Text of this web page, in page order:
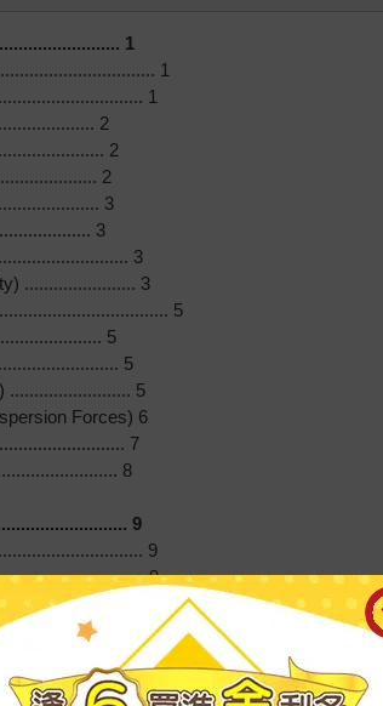
1
1
1
2
2
2
3
3
3
....................... 3
5
5
5
......................... 5
Forces) 6
7
8
9
9
9
10
10
11
11